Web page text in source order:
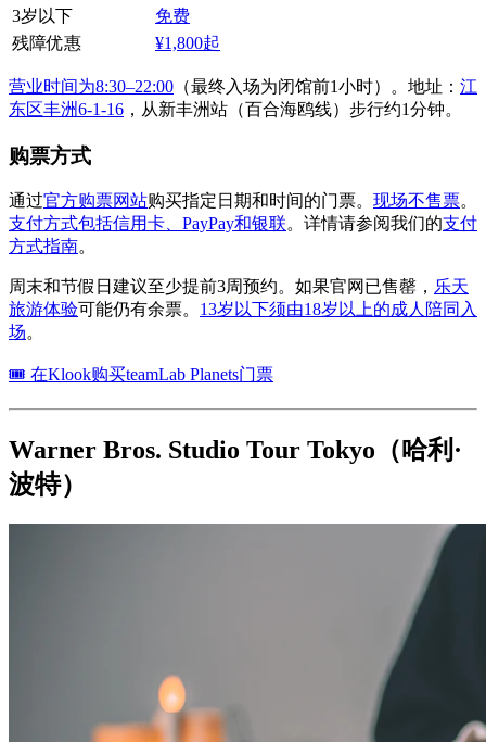
3岁以下
免费
残障优惠
¥1,800起
营业时间为8:30–22:00 （最终入场为闭馆前1小时）。地址： 江
东区丰洲6-1-16 ，从新丰洲站（百合海鸥线）步行约1分钟。
购票方式
通过官方购票网站购买指定日期和时间的门票。 现场不售票。
支付方式包括信用卡、PayPay和银联。详情请参阅我们的支付
方式指南。
周末和节假日建议至少提前3周预约。如果官网已售罄， 乐天
旅游体验可能仍有余票。 13岁以下须由18岁以上的成人陪同入
场。
🎟 在Klook购买teamLab Planets门票
Warner Bros. Studio Tour Tokyo（哈利·
波特）